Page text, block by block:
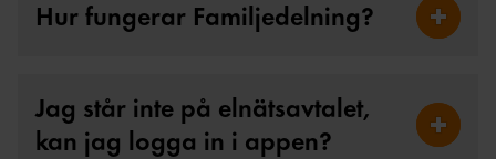
Hur fungerar Familjedelning? Fäll ut
Jag står inte på elnätsavtalet,
kan jag logga in i appen?
Fäll ut